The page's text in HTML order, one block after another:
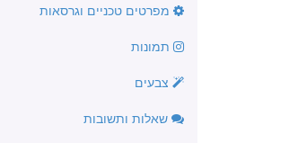
מפרטים טכניים וגרסאות
תמונות
צבעים
שאלות ותשובות